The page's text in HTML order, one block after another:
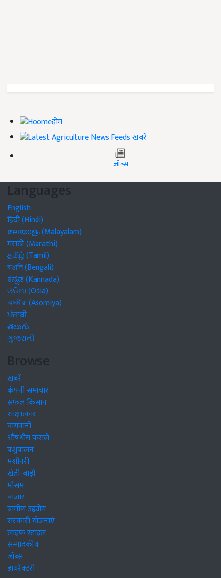
होम
ख़बरें
जॉब्स
Languages
English
हिंदी (Hindi)
മലയാളം (Malayalam)
मराठी (Marathi)
தமிழ் (Tamil)
বাঙালি (Bengali)
ಕನ್ನಡ (Kannada)
ଓଡିଆ (Odia)
অসমীয়া (Asomiya)
ਪੰਜਾਬੀ
తెలుగు
ગુજરાતી
Browse
खबरें
कंपनी समाचार
सफल किसान
साक्षात्कार
बागवानी
औषधीय फसलें
पशुपालन
मशीनरी
खेती-बाड़ी
मौसम
बाजार
ग्रामीण उद्द्योग
सरकारी योजनाएं
लाइफ स्टाइल
सम्पादकीय
जॉब्स
डायरेक्टरी